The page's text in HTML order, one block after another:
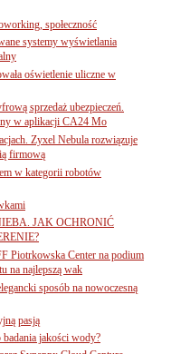
społeczność
systemy wyświetlania
oświetlenie uliczne w
sprzedaż ubezpieczeń.
w aplikacji CA24 Mo
Zyxel Nebula rozwiązuje
firmową
w kategorii robotów
JAK OCHRONIĆ
Piotrkowska Center na podium
na najlepszą wak
sposób na nowoczesną
pasją
badania jakości wody?